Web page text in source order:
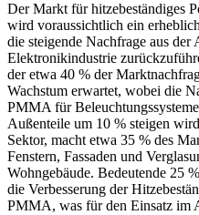
Der Markt für hitzebeständiges
wird voraussichtlich ein
die steigende Nachfrage aus
Elektronikindustrie
der etwa 40 % der
Wachstum erwartet, wobei die
PMMA für
Außenteile um 10 % steigen
Sektor, macht etwa 35 % des
Fenstern, Fassaden und
Wohngebäude. Bedeutende 25
die Verbesserung der
PMMA, was für den Einsatz im